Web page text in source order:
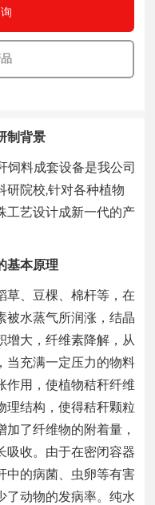
制背景
料成套设备是我公司
研院校,针对各种植物
工艺设计成新一代的产
基本原理
、豆棵、棉杆等，在
被水蒸气所润涨，结晶
增大，纤维素降解，从
当充满一定压力的物料
作用，使植物秸秆纤维
理结构，使得秸秆颗粒
了纤维物的附着量，
吸收。由于在密闭容器
中的病菌、虫卵等有害
了动物的发病率。纯水